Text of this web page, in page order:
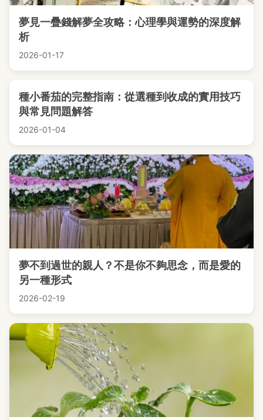
夢見一疊錢解夢全攻略：心理學與運勢的深度解
析
2026-01-17
種小番茄的完整指南：從選種到收成的實用技巧
與常見問題解答
2026-01-04
夢不到過世的親人？不是你不夠思念，而是愛的
另一種形式
2026-02-19